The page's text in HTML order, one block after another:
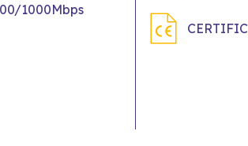
1000Mbps